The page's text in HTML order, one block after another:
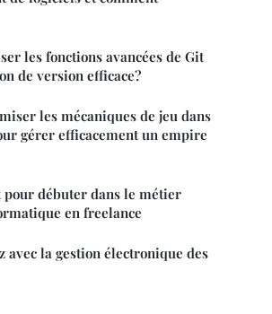
les fonctions avancées de Git
de version efficace?
les mécaniques de jeu dans
gérer efficacement un empire
pour débuter dans le métier
en freelance
avec la gestion électronique des